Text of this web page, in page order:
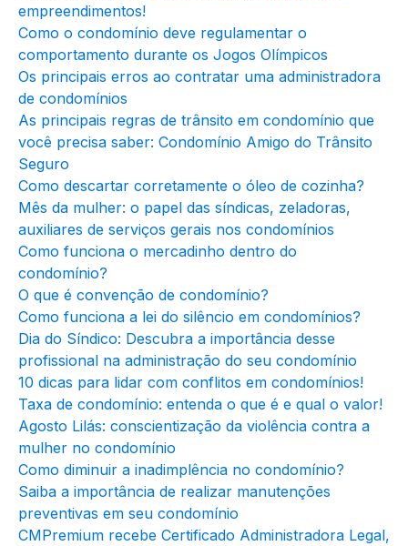
empreendimentos!
Como o condomínio deve regulamentar o
comportamento durante os Jogos Olímpicos
Os principais erros ao contratar uma administradora
de condomínios
As principais regras de trânsito em condomínio que
você precisa saber: Condomínio Amigo do Trânsito
Seguro
Como descartar corretamente o óleo de cozinha?
Mês da mulher: o papel das síndicas, zeladoras,
auxiliares de serviços gerais nos condomínios
Como funciona o mercadinho dentro do
condomínio?
O que é convenção de condomínio?
Como funciona a lei do silêncio em condomínios?
Dia do Síndico: Descubra a importância desse
profissional na administração do seu condomínio
10 dicas para lidar com conflitos em condomínios!
Taxa de condomínio: entenda o que é e qual o valor!
Agosto Lilás: conscientização da violência contra a
mulher no condomínio
Como diminuir a inadimplência no condomínio?
Saiba a importância de realizar manutenções
preventivas em seu condomínio
CMPremium recebe Certificado Administradora Legal,